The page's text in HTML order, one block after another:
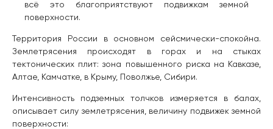
всё это благоприятствуют подвижкам земной
поверхности.
Территория России в основном сейсмически-спокойна.
Землетрясения происходят в горах и на стыках
тектонических плит: зона повышенного риска на Кавказе,
Алтае, Камчатке, в Крыму, Поволжье, Сибири.
Интенсивность подземных толчков измеряется в балах,
описывает силу землетрясения, величину подвижек земной
поверхности: